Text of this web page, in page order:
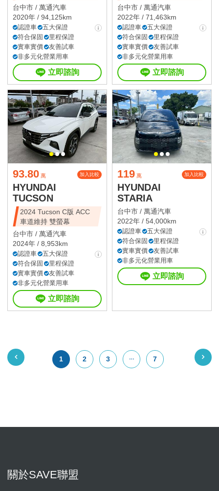
台中市 / 萬通汽車
2020年 / 94,125km
認證車
五大保證
符合保固
里程保證
實車實價
友善試車
非多元化營業用車
立即諮詢
窗
台中市 / 萬通汽車
2022年 / 71,463km
認證車
五大保證
符合保固
里程保證
實車實價
友善試車
非多元化營業用車
立即諮詢
93.80 萬 加入比較
HYUNDAI
TUCSON
2024 Tucson C版 ACC
車道維持 雙螢幕
台中市 / 萬通汽車
2024年 / 8,953km
認證車
五大保證
符合保固
里程保證
實車實價
友善試車
非多元化營業用車
立即諮詢
119 萬 加入比較
HYUNDAI
STARIA
台中市 / 萬通汽車
2022年 / 54,000km
認證車
五大保證
符合保固
里程保證
實車實價
友善試車
非多元化營業用車
立即諮詢
1 2 3 7
關於SAVE聯盟